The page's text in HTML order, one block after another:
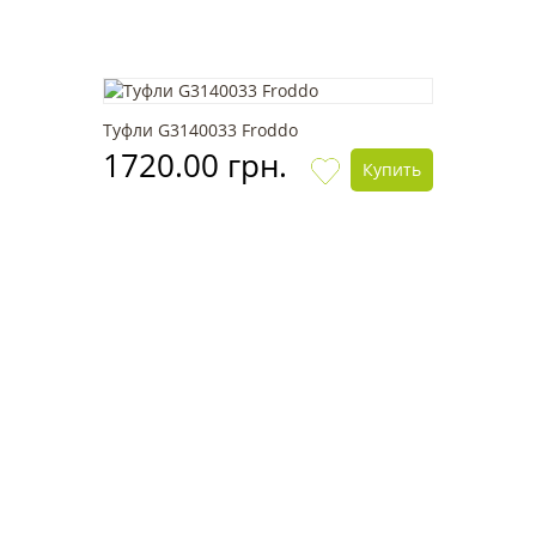
Туфли G3140033 Froddo
1720.00 грн. Купить